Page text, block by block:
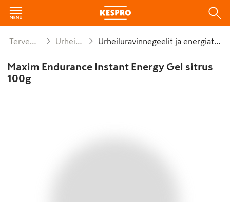
Terveysvalmisteet Urheiluravinteet Urheiluravinnegeelit ja energiatuotteet
Maxim Endurance Instant Energy Gel sitrus
100g